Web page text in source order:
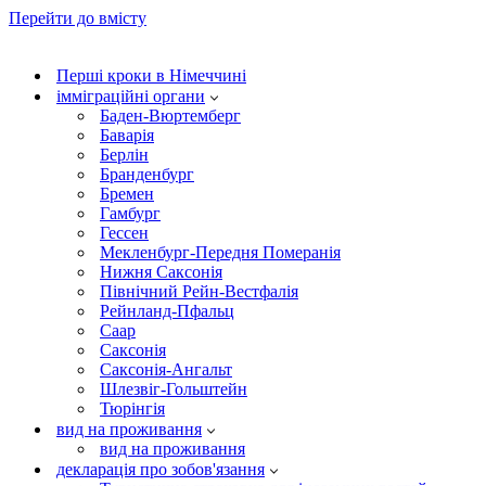
Перейти до вмісту
Перші кроки в Німеччині
імміграційні органи
Баден-Вюртемберг
Баварія
Берлін
Бранденбург
Бремен
Гамбург
Гессен
Мекленбург-Передня Померанія
Нижня Саксонія
Північний Рейн-Вестфалія
Рейнланд-Пфальц
Саар
Саксонія
Саксонія-Ангальт
Шлезвіг-Гольштейн
Тюрінгія
вид на проживання
вид на проживання
декларація про зобов'язання